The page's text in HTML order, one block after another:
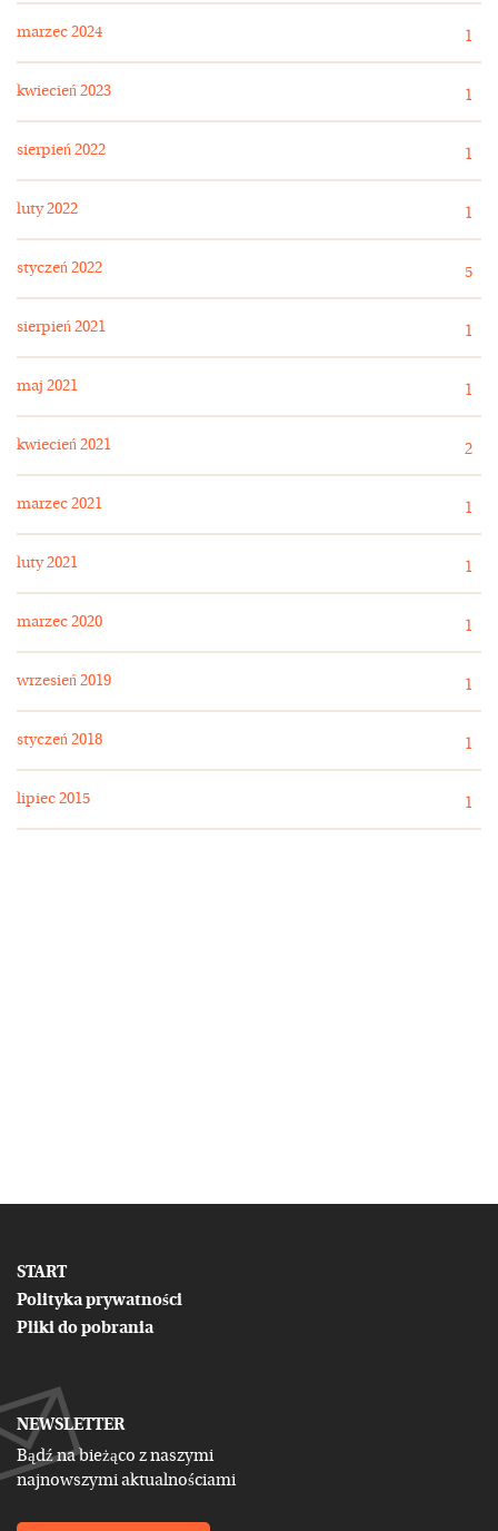
marzec 2024 1
kwiecień 2023 1
sierpień 2022 1
luty 2022 1
styczeń 2022 5
sierpień 2021 1
maj 2021 1
kwiecień 2021 2
marzec 2021 1
luty 2021 1
marzec 2020 1
wrzesień 2019 1
styczeń 2018 1
lipiec 2015 1
START
Polityka prywatności
Pliki do pobrania
NEWSLETTER
Bądź na bieżąco z naszymi
najnowszymi aktualnościami